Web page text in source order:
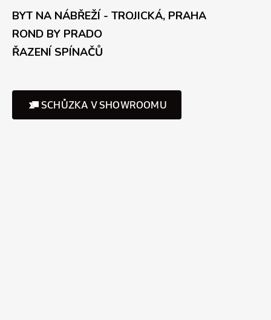
BYT NA NÁBŘEŽÍ - TROJICKÁ, PRAHA
ROND BY PRADO
ŘAZENÍ SPÍNAČŮ
SCHŮZKA V SHOWROOMU